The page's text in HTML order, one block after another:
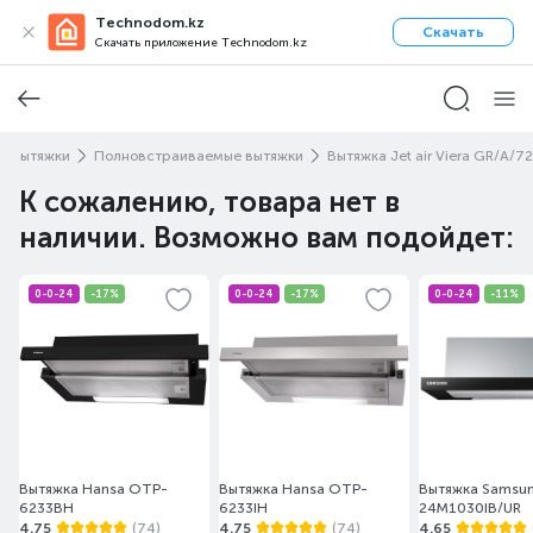
Technodom.kz
Скачать приложение Technodom.kz
Скачать
вытяжки Полновстраиваемые вытяжки Вытяжка Jet air Viera GR/A/72
К сожалению, товара нет в
наличии. Возможно вам подойдет:
0-0-24 -17%
Вытяжка Hansa OTP-
6233BH
4.75
(74)
0-0-24 -17%
Вытяжка Hansa OTP-
6233IH
4.75
(74)
0-0-24 -11%
Вытяжка
24M1030IB/UR
4.65